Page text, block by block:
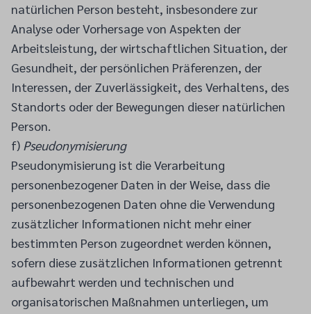
natürlichen Person besteht, insbesondere zur
Analyse oder Vorhersage von Aspekten der
Arbeitsleistung, der wirtschaftlichen Situation, der
Gesundheit, der persönlichen Präferenzen, der
Interessen, der Zuverlässigkeit, des Verhaltens, des
Standorts oder der Bewegungen dieser natürlichen
Person.
f) Pseudonymisierung
Pseudonymisierung ist die Verarbeitung
personenbezogener Daten in der Weise, dass die
personenbezogenen Daten ohne die Verwendung
zusätzlicher Informationen nicht mehr einer
bestimmten Person zugeordnet werden können,
sofern diese zusätzlichen Informationen getrennt
aufbewahrt werden und technischen und
organisatorischen Maßnahmen unterliegen, um